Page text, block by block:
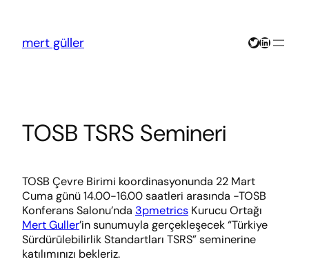
mert güller Twitter
LinkedIn
TOSB TSRS Semineri
TOSB Çevre Birimi koordinasyonunda 22 Mart
Cuma günü 14.00-16.00 saatleri arasında -TOSB
Konferans Salonu’nda 3pmetrics Kurucu Ortağı
Mert Guller’in sunumuyla gerçekleşecek “Türkiye
Sürdürülebilirlik Standartları TSRS” seminerine
katılımınızı bekleriz.